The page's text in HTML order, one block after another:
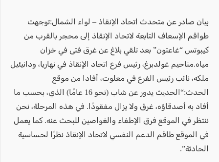
بيان صادر عن متحدث اتحاد الإنقاذ – لواء الشمال:توجهت
طواقم الإسعاف التابعة لاتحاد الإنقاذ إلى محجر بالقرب من
كيبوتس “غاعتون” بعد تلقي بلاغ عن غرق فتى في خزان
مياه.مناحيم غولدبرغ، رئيس فرع اتحاد الإنقاذ في نهاريا، ودانيئيل
ملكه، نائب رئيس الفرع في معلوت، أفادا من موقع
الحدث:“الحديث يدور عن شاب (نحو 16 عامًا) الذي، بحسب ما
أفاد به أصدقاؤه، غرق ولا يزال مفقودًا. في هذه المرحلة، نحن
ننتظر في الموقع فرق الإطفاء والغواصين للبحث عنه. كما يعمل
في الموقع طاقم الدعم النفسي لاتحاد الإنقاذ نظرًا لحساسية
الحادثة”.